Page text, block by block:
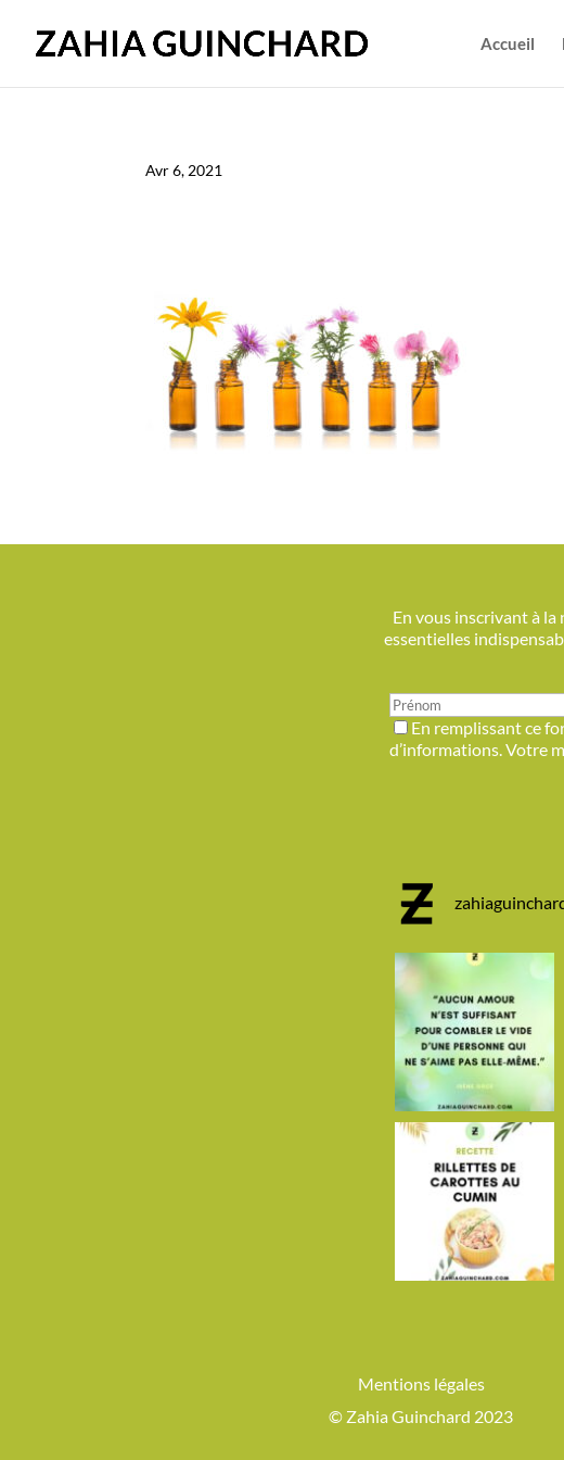
Accueil
Avr 6, 2021
En vous inscrivant à la
essentielles
En remplissant ce
d’informations. Votre
Mentions légales
© Zahia Guinchard 2023